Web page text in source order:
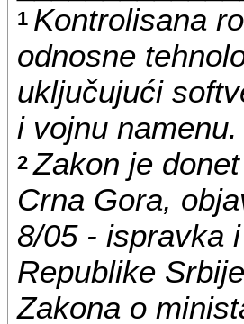
1 Kontrolisana
odnosne
uključujući
i vojnu namenu.
2 Zakon je
Crna Gora,
8/05 - ispravka
Republike
Zakona o